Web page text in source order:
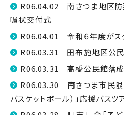
R06.04.02 南さつま地区
嘱状交付式
R06.04.01 令和６年度がス
R06.03.31 田布施地区公
R06.03.31 高橋公民館落
R06.03.30 南さつま市民限
バスケットボール）」応援バスツ